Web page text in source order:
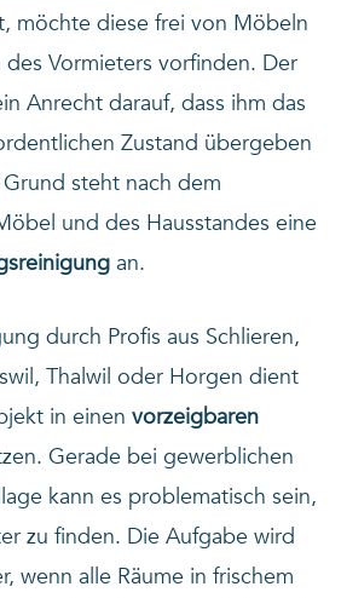
möchte diese frei von Möbeln
Vormieters vorfinden. Der
Anrecht darauf, dass ihm das
Zustand übergeben
steht nach dem
und des Hausstandes eine
an.
durch Profis aus Schlieren,
Thalwil oder Horgen dient
in einenvorzeigbaren
Gerade bei gewerblichen
kann es problematisch sein,
zu finden. Die Aufgabe wird
wenn alle Räume in frischem